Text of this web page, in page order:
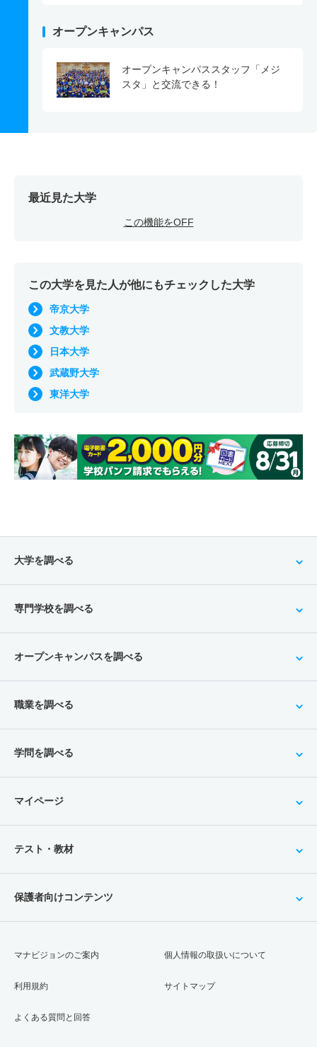
オープンキャンパス
オープンキャンパススタッフ「メジ
スタ」と交流できる！
最近見た大学
この機能をOFF
この大学を見た人が他にもチェックした大学
帝京大学
文教大学
日本大学
武蔵野大学
東洋大学
大学を調べる
専門学校を調べる
オープンキャンパスを調べる
職業を調べる
学問を調べる
マイページ
テスト・教材
保護者向けコンテンツ
マナビジョンのご案内
利用規約
よくある質問と回答
個人情報の取扱いについて
サイトマップ